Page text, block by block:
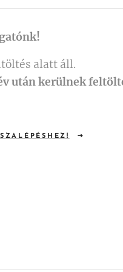
alatt áll.
után kerülnek